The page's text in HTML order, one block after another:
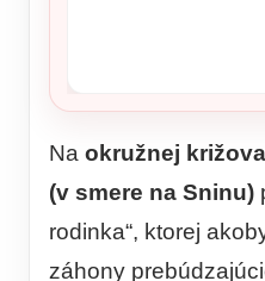
Na okružnej
(v smere na Sninu)
rodinka“, ktorej
záhony